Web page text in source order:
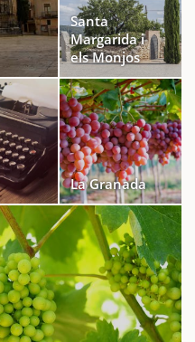
Santa
Margarida i
els Monjos
La Granada